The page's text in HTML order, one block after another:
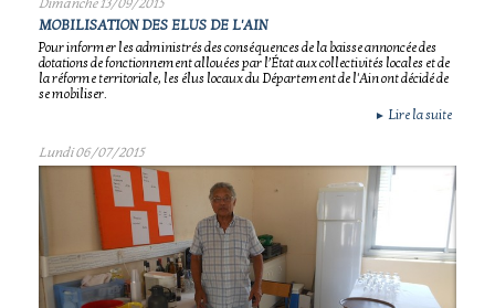
MOBILISATION DES ELUS DE L'AIN
Pour informer les administrés des conséquences de la baisse annoncée des
dotations de fonctionnement allouées par l’État aux collectivités locales et de
la réforme territoriale, les élus locaux du Département de l'Ain ont décidé de
se mobiliser.
► Lire la suite
Lundi 06/07/2015